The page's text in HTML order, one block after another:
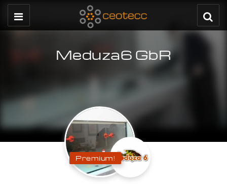
Meduza6 GbR
Premium!